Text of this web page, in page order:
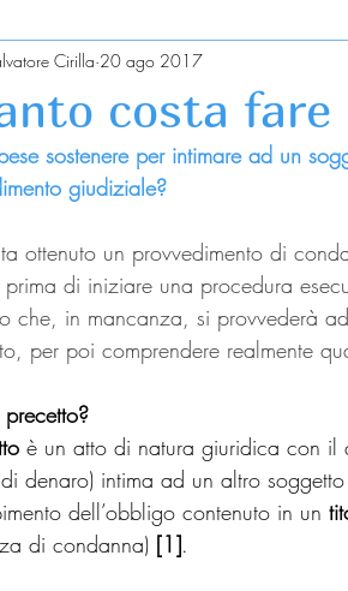
costa
Cirilla 20 ago 2017
sostenere per intimare ad un
giudiziale?
ottenuto un provvedimento di
di iniziare una procedura
che, in mancanza, si provvederà
per poi comprendere realmente
precetto?
è un atto di natura giuridica con il
denaro) intima ad un altro
dell’obbligo contenuto in un
di condanna) [1].